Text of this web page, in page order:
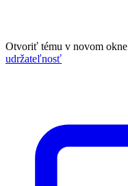
Otvoriť tému v novom okne
udržateľnosť